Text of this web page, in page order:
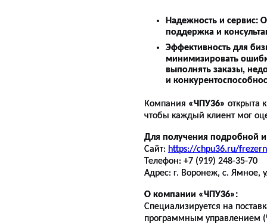
Надежность и сервис:
поддержка и
Эффективность для
минимизировать
выполнять заказы,
и
Компания «ЧПУ36» открыта
чтобы каждый клиент мог
Для получения подробной
Сайт: https://chpu36.ru/
Телефон: +7 (919) 248-35-70
Адрес: г. Воронеж, с. Ямное,
О компании «ЧПУ36»:
Специализируется на
программным управлением